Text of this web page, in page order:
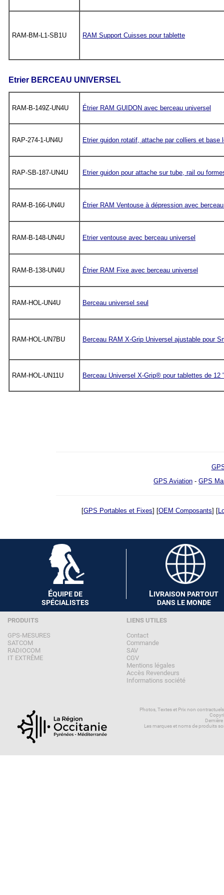
RAM-BM-L1-SB1U RAM Support Cuisses pour tablette
Etrier BERCEAU UNIVERSEL
RAM-B-149Z-UN4U Étrier RAM GUIDON avec berceau universel
RAP-274-1-UN4U Etrier guidon rotatif, attache par colliers et base
RAP-SB-187-UN4U Etrier guidon pour attache sur tube, rail ou
RAM-B-166-UN4U Étrier RAM Ventouse à dépression avec
RAM-B-148-UN4U Etrier ventouse avec berceau universel
RAM-B-138-UN4U Étrier RAM Fixe avec berceau universel
RAM-HOL-UN4U Berceau universel seul
RAM-HOL-UN7BU Berceau RAM X-Grip Universel ajustable pour
RAM-HOL-UN11U Berceau Universel X-Grip® pour tablettes de 12
GPS Aviation - GPS
[GPS Portables et Fixes] [OEM Composants] [
ÉQUIPE DE
SPÉCIALISTES
LIVRAISON PARTOUT
DANS LE MONDE
PRODUITS
GPS-MESURES
SATCOM
RADIOCOM
IT EXTRÊME
LIENS UTILES
Contact
Commande
SAV
CGV
Mentions légales
Accès Revendeurs
Informations société
Photos, Textes et Prix non
Les marques et noms de produits